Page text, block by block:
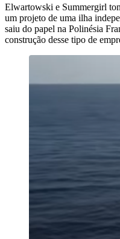
Elwartowski e Summergirl
um projeto de uma ilha
saiu do papel na Polinésia
construção desse tipo de